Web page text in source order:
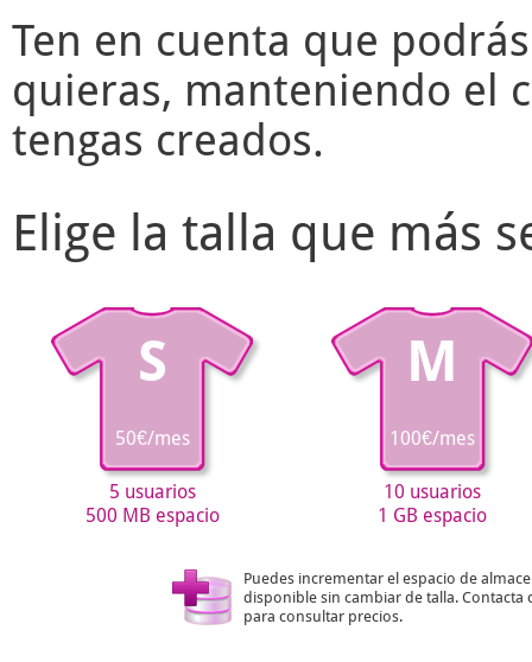
Ten en cuenta que
quieras, manteniendo el
tengas creados.
Elige la talla que más
S
50€/mes
5 usuarios
500 MB espacio
M
100€/mes
10 usuarios
1 GB espacio
Puedes incrementar el espacio de
disponible sin cambiar de talla. Contacta
para consultar precios.